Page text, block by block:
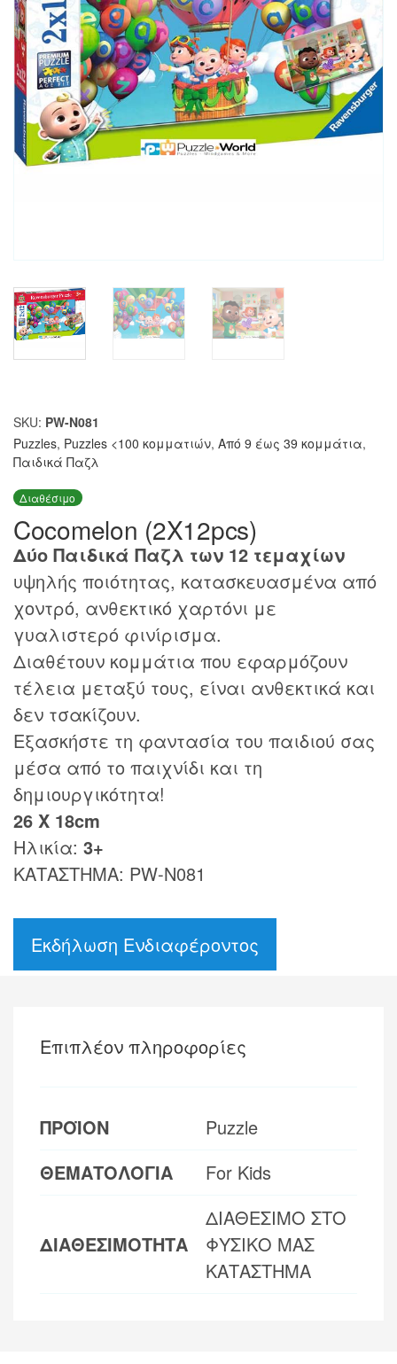
SKU: PW-N081
Puzzles, Puzzles <100 κομματιών, Από 9 έως 39 κομμάτια,
Παιδικά Παζλ
Διαθέσιμο
Cocomelon (2X12pcs)
Δύο Παιδικά Παζλ των 12 τεμαχίων
υψηλής ποιότητας, κατασκευασμένα από
χοντρό, ανθεκτικό χαρτόνι με
γυαλιστερό φινίρισμα.
Διαθέτουν κομμάτια που εφαρμόζουν
τέλεια μεταξύ τους, είναι ανθεκτικά και
δεν τσακίζουν.
Εξασκήστε τη φαντασία του παιδιού σας
μέσα από το παιχνίδι και τη
δημιουργικότητα!
26 Χ 18cm
Ηλικία: 3+
ΚΑΤΑΣΤΗΜΑ: PW-N081
Εκδήλωση Ενδιαφέροντος
Επιπλέον πληροφορίες
ΠΡΟΪΟΝ
Puzzle
ΘΕΜΑΤΟΛΟΓΙΑ
For Kids
ΔΙΑΘΕΣΙΜΟΤΗΤΑ
ΔΙΑΘΕΣΙΜΟ ΣΤΟ
ΦΥΣΙΚΟ ΜΑΣ
ΚΑΤΑΣΤΗΜΑ